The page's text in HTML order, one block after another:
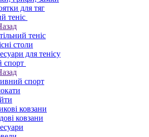
для тяг
теніс
теніс
столи
для тенісу
спорт
спорт
ковзани
ковзани